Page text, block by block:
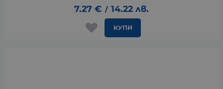
7.27 € / 14.22 лв.
КУПИ